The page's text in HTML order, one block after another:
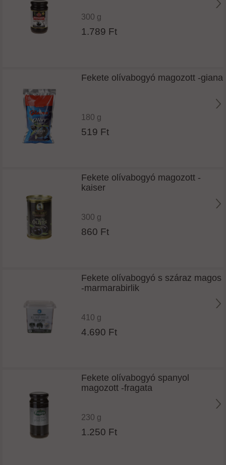
300 g
1.789 Ft
Fekete olívabogyó magozott -giana
180 g
519 Ft
Fekete olívabogyó magozott -
kaiser
300 g
860 Ft
Fekete olívabogyó s száraz magos
-marmarabirlik
410 g
4.690 Ft
Fekete olívabogyó spanyol
magozott -fragata
230 g
1.250 Ft